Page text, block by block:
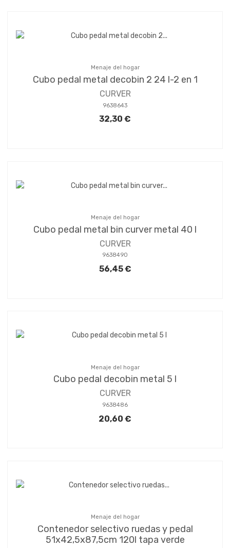
Menaje del hogar
Cubo pedal metal decobin 2 24 l-2 en 1
CURVER
9638643
32,30 €
Menaje del hogar
Cubo pedal metal bin curver metal 40 l
CURVER
9638490
56,45 €
Menaje del hogar
Cubo pedal decobin metal 5 l
CURVER
9638486
20,60 €
Menaje del hogar
Contenedor selectivo ruedas y pedal
51x42,5x87,5cm 120l tapa verde